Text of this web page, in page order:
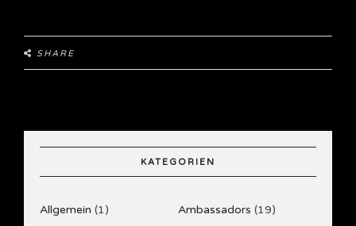
SHARE
KATEGORIEN
Allgemein (1) Ambassadors (19)